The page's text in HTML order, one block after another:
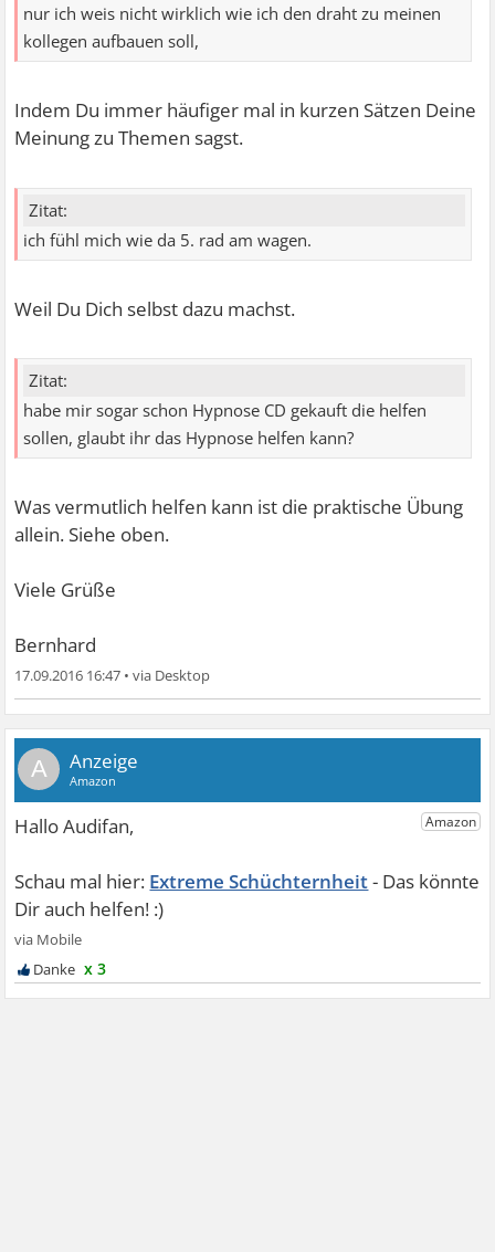
nur ich weis nicht wirklich wie ich den draht zu meinen
kollegen aufbauen soll,
Indem Du immer häufiger mal in kurzen Sätzen Deine
Meinung zu Themen sagst.
Zitat:
ich fühl mich wie da 5. rad am wagen.
Weil Du Dich selbst dazu machst.
Zitat:
habe mir sogar schon Hypnose CD gekauft die helfen
sollen, glaubt ihr das Hypnose helfen kann?
Was vermutlich helfen kann ist die praktische Übung
allein. Siehe oben.
Viele Grüße
Bernhard
17.09.2016 16:47 •
A
Extreme Schüchternheit
x 3